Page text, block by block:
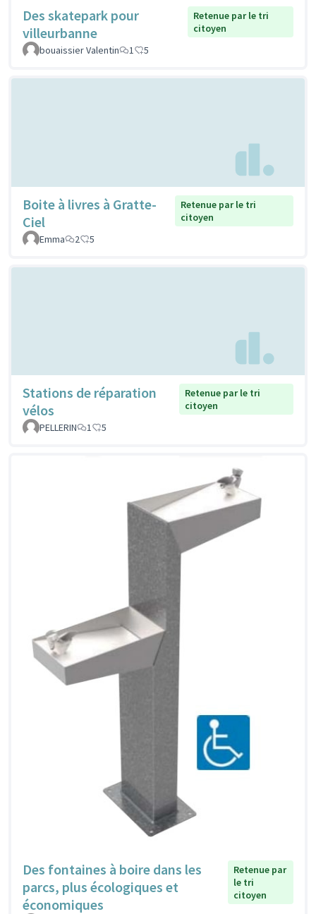
Des skatepark pour
villeurbanne
Retenue par le tri
citoyen
bouaissier Valentin
1 5
Boite à livres à Gratte-
Ciel
Retenue par le tri
citoyen
Emma
2 5
Stations de réparation
vélos
Retenue par le tri
citoyen
PELLERIN
1 5
Des fontaines à boire dans les
parcs, plus écologiques et
économiques
Retenue par
le tri
citoyen